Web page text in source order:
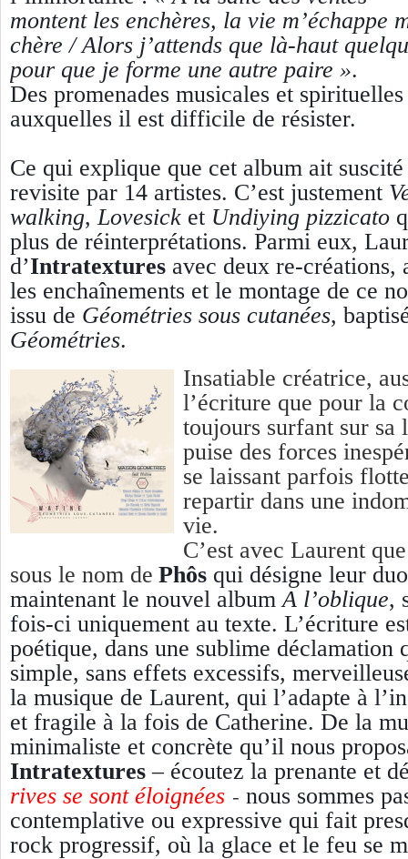
montent les enchères, la vie m’échappe
chère / Alors j’attends que là-haut
pour que je forme une autre paire ».
Des promenades musicales et
auxquelles il est difficile de résister.
Ce qui explique que cet album ait
revisite par 14 artistes. C’est justement
walking, Lovesick et Undiying pizzicato
plus de réinterprétations. Parmi eux,
d’Intratextures avec deux re-créations,
les enchaînements et le montage de ce
issu de Géométries sous cutanées,
Géométries.
Insatiable créatrice,
l’écriture que pour la
toujours surfant sur sa
puise des forces
se laissant parfois
repartir dans une
vie.
C’est avec Laurent
sous le nom de Phôs qui désigne leur
maintenant le nouvel album A l’oblique,
fois-ci uniquement au texte. L’écriture
poétique, dans une sublime déclamation
simple, sans effets excessifs,
la musique de Laurent, qui l’adapte à
et fragile à la fois de Catherine. De la
minimaliste et concrète qu’il nous
Intratextures – écoutez la prenante et
rives se sont éloignées - nous sommes
contemplative ou expressive qui fait
rock progressif, où la glace et le feu se